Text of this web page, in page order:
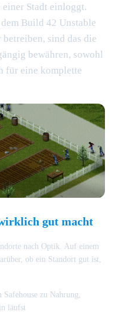
Stadt einloggt.
Build 42 Unstable
sind das die
bewähren, sowohl
für eine komplette
gut macht
nach Optik. Auf einem
ob ein Standort gut ist,
zu Nahrung,
läufst